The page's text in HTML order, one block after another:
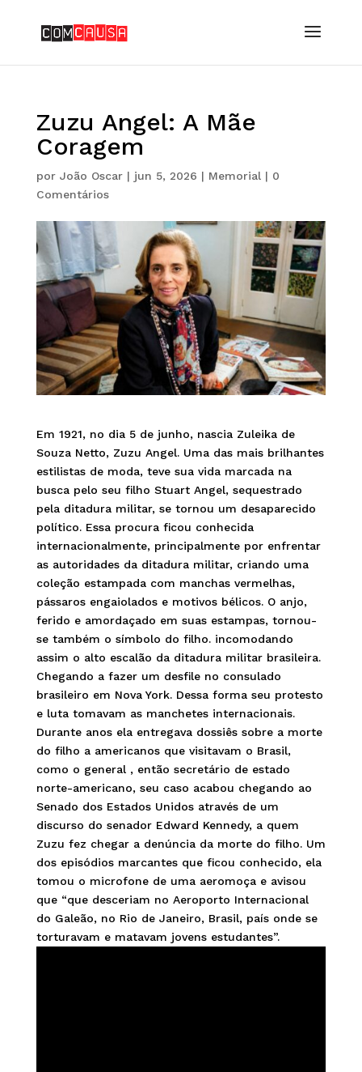
Zuzu Angel: A Mãe
Coragem
por João Oscar| jun 5, 2026 | Memorial| 0
Comentários
Em 1921, no dia 5 de junho, nascia Zuleika de
Souza Netto, Zuzu Angel. Uma das mais brilhantes
estilistas de moda, teve sua vida marcada na
busca pelo seu filho Stuart Angel, sequestrado
pela ditadura militar, se tornou um desaparecido
político.Essa procura ficou conhecida
internacionalmente, principalmente por enfrentar
as autoridades da ditadura militar, criando uma
coleção estampada com manchas vermelhas,
pássaros engaiolados e motivos bélicos. O anjo,
ferido e amordaçado em suas estampas, tornou-
se também o símbolo do filho. incomodando
assim o alto escalão da ditadura militar brasileira.
Chegando a fazer um desfile no consulado
brasileiro em Nova York. Dessa forma seu protesto
e luta tomavam as manchetes internacionais.
Durante anos ela entregava dossiês sobre a morte
do filho a americanos que visitavam o Brasil,
como o general , então secretário de estado
norte-americano, seu caso acabou chegando ao
Senado dos Estados Unidos através de um
discurso do senador Edward Kennedy, a quem
Zuzu fez chegar a denúncia da morte do filho. Um
dos episódios marcantes que ficou conhecido, ela
tomou o microfone de uma aeromoça e avisou
que “que desceriam no Aeroporto Internacional
do Galeão, no Rio de Janeiro, Brasil, país onde se
torturavam e matavam jovens estudantes”.